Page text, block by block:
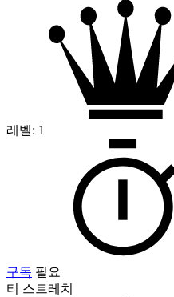
레벨: 1
구독 필요
티 스트레치